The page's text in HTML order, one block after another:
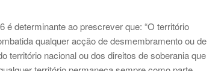
é determinante ao prescrever que: “O território
qualquer acção de desmembramento ou de
território nacional ou dos direitos de soberania que